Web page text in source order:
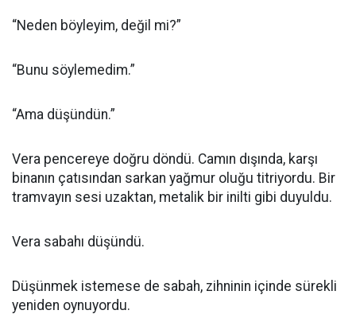
“Neden böyleyim, değil mi?”
“Bunu söylemedim.”
“Ama düşündün.”
Vera pencereye doğru döndü. Camın dışında, karşı
binanın çatısından sarkan yağmur oluğu titriyordu. Bir
tramvayın sesi uzaktan, metalik bir inilti gibi duyuldu.
Vera sabahı düşündü.
Düşünmek istemese de sabah, zihninin içinde sürekli
yeniden oynuyordu.